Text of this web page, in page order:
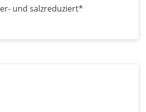
und salzreduziert*